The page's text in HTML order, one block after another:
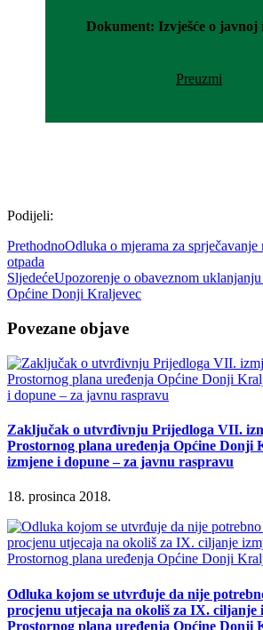
Dokument: Izvješće o javnoj
Preuzmi
Podijeli:
PrethodnoOdluka o mjerama za sprječavanje
otpada
SljedećeUpozorenje o obaveznom
Općine Donji Kraljevec
Povezane objave
Zaključak o utvrđivnju Prijedloga VII.
Prostornog plana uređenja Općine Donji
izmjene i dopune – za javnu raspravu
18. prosinca 2018.
Odluka kojom se utvrđuje da nije
procjenu utjecaja na okoliš za IX. ciljanje
Prostornog plana uređenja Općine Donji